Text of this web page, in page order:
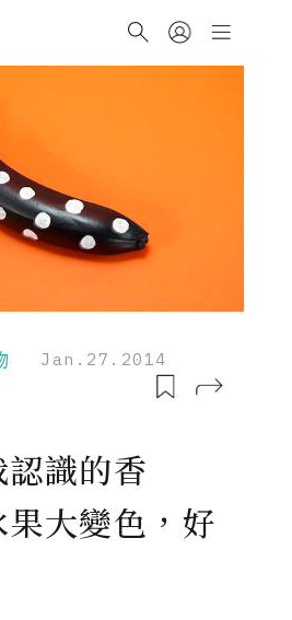
Jan.27.2014
識的香
大變色，好